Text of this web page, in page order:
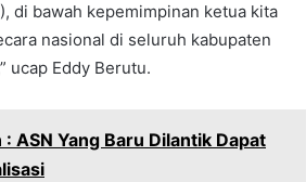
di bawah kepemimpinan ketua kita
nasional di seluruh kabupaten
ucap Eddy Berutu.
ASN Yang Baru Dilantik Dapat